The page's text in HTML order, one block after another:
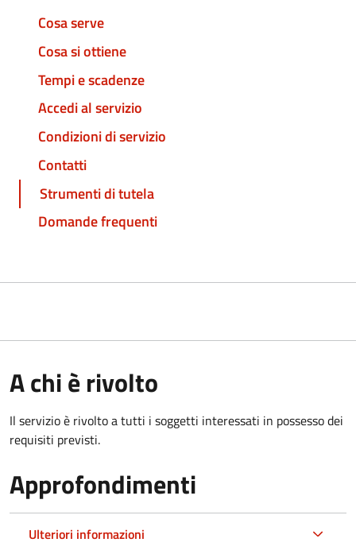
Cosa serve
Cosa si ottiene
Tempi e scadenze
Accedi al servizio
Condizioni di servizio
Contatti
Strumenti di tutela
Domande frequenti
A chi è rivolto
Il servizio è rivolto a tutti i soggetti interessati in possesso dei
requisiti previsti.
Approfondimenti
Ulteriori informazioni